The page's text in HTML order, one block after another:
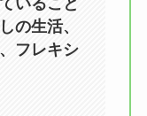
の生活、
フレキシ